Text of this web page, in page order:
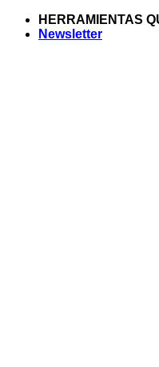
Saltar
HERRAMIENTAS
Newsletter